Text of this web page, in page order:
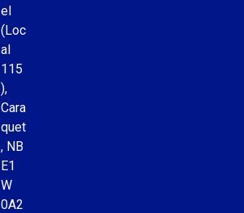
el
(Loc
al
115
),
Cara
quet
, NB
E1
W
0A2